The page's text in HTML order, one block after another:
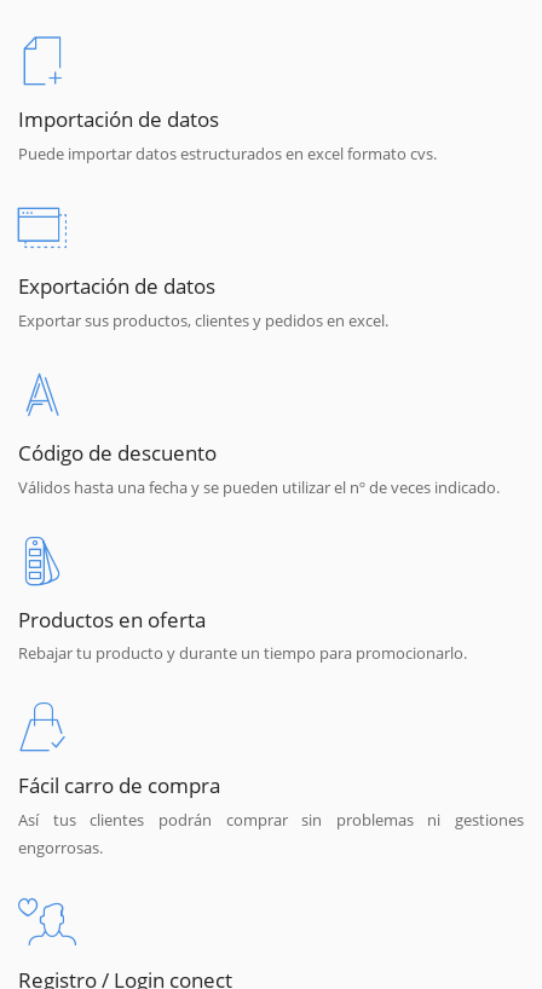
Importación de datos
Puede importar datos estructurados en excel formato cvs.
Exportación de datos
Exportar sus productos, clientes y pedidos en excel.
Código de descuento
Válidos hasta una fecha y se pueden utilizar el nº de veces indicado.
Productos en oferta
Rebajar tu producto y durante un tiempo para promocionarlo.
Fácil carro de compra
Así tus clientes podrán comprar sin problemas ni gestiones
engorrosas.
Registro / Login conect